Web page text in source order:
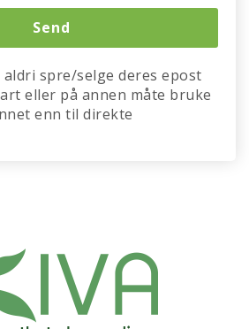
spre/selge deres epost
eller på annen måte bruke
enn til direkte